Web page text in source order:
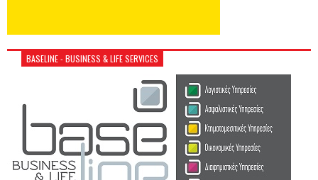
BASELINE - BUSINESS & LIFE SERVICES